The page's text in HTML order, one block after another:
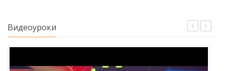
Видеоуроки